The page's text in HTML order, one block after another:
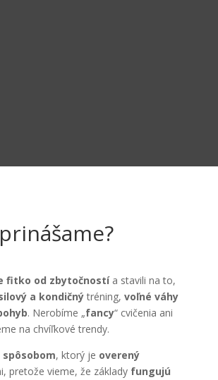
fitko od zbytočnostía stavili na to,
a kondičnýtréning, voľné váhy
. Nerobíme „fancy“ cvičenia ani
na chvíľkové trendy.
spôsobom, ktorý je overený
pretože vieme, že základy fungujú